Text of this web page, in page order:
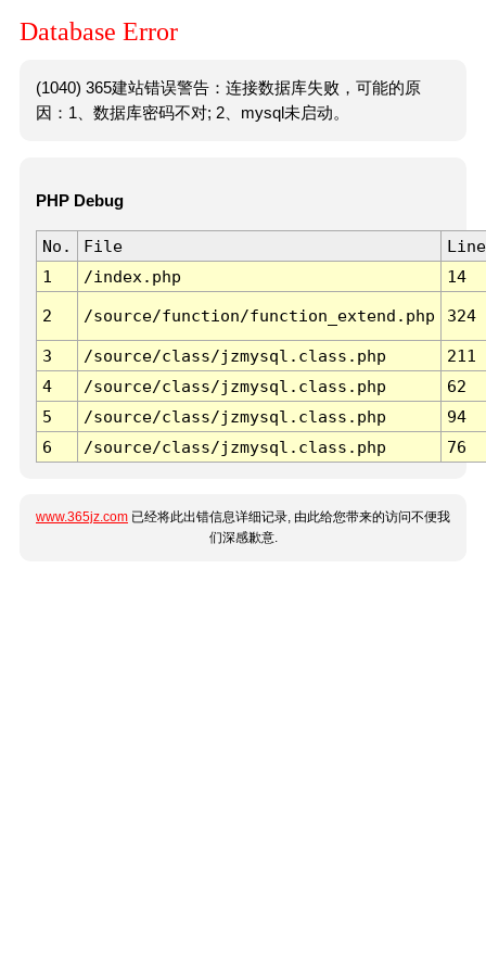
Database Error
(1040) 365建站错误警告：连接数据库失败，可能的原
因：1、数据库密码不对; 2、mysql未启动。
PHP Debug
No. File
Line
1
/index.php 14
2 /source/function/function_extend.php 324
3 /source/class/jzmysql.class.php
211
4
/source/class/jzmysql.class.php
62
5
/source/class/jzmysql.class.php
94
6
/source/class/jzmysql.class.php 76
www.365jz.com 已经将此出错信息详细记录, 由此给您带来的访问不便我
们深感歉意.